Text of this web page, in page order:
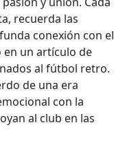
recuerda las
conexión con el
en un artículo de
al fútbol retro.
de una era
con la
al club en las